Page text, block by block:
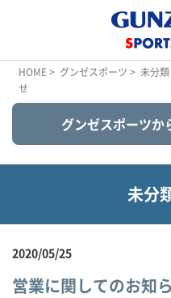
HOME> グンゼスポーツ > 未分類
せ
グンゼスポーツか
未分
2020/05/25
営業に関してのお知